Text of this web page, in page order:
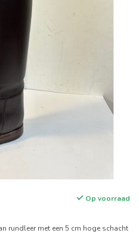
Op voorraad
rundleer met een 5 cm hoge schacht